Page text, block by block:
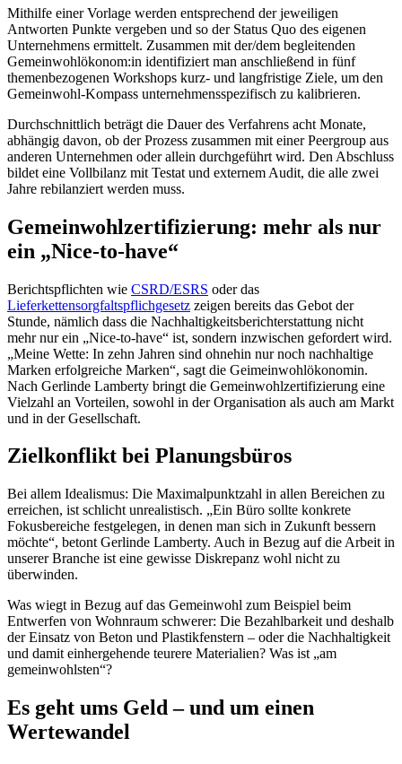
Mithilfe einer Vorlage werden entsprechend der jeweiligen
Antworten Punkte vergeben und so der Status Quo des eigenen
Unternehmens ermittelt. Zusammen mit der/dem begleitenden
Gemeinwohlökonom:in identifiziert man anschließend in fünf
themenbezogenen Workshops kurz- und langfristige Ziele, um den
Gemeinwohl-Kompass unternehmensspezifisch zu kalibrieren.
Durchschnittlich beträgt die Dauer des Verfahrens acht Monate,
abhängig davon, ob der Prozess zusammen mit einer Peergroup aus
anderen Unternehmen oder allein durchgeführt wird. Den Abschluss
bildet eine Vollbilanz mit Testat und externem Audit, die alle zwei
Jahre rebilanziert werden muss.
Gemeinwohlzertifizierung: mehr als nur
ein „Nice-to-have“
Berichtspflichten wie CSRD/ESRS oder das
Lieferkettensorgfaltspflichgesetz zeigen bereits das Gebot der
Stunde, nämlich dass die Nachhaltigkeitsberichterstattung nicht
mehr nur ein „Nice-to-have“ ist, sondern inzwischen gefordert wird.
„Meine Wette: In zehn Jahren sind ohnehin nur noch nachhaltige
Marken erfolgreiche Marken“, sagt die Geimeinwohlökonomin.
Nach Gerlinde Lamberty bringt die Gemeinwohlzertifizierung eine
Vielzahl an Vorteilen, sowohl in der Organisation als auch am Markt
und in der Gesellschaft.
Zielkonflikt bei Planungsbüros
Bei allem Idealismus: Die Maximalpunktzahl in allen Bereichen zu
erreichen, ist schlicht unrealistisch. „Ein Büro sollte konkrete
Fokusbereiche festgelegen, in denen man sich in Zukunft bessern
möchte“, betont Gerlinde Lamberty. Auch in Bezug auf die Arbeit in
unserer Branche ist eine gewisse Diskrepanz wohl nicht zu
überwinden.
Was wiegt in Bezug auf das Gemeinwohl zum Beispiel beim
Entwerfen von Wohnraum schwerer: Die Bezahlbarkeit und deshalb
der Einsatz von Beton und Plastikfenstern – oder die Nachhaltigkeit
und damit einhergehende teurere Materialien? Was ist „am
gemeinwohlsten“?
Es geht ums Geld – und um einen
Wertewandel